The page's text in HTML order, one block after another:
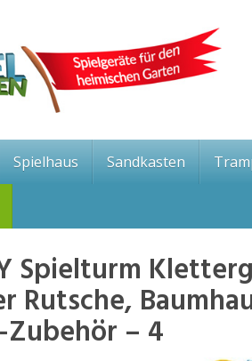
Spielhaus Sandkasten
Spielturm
Rutsche,
– 4